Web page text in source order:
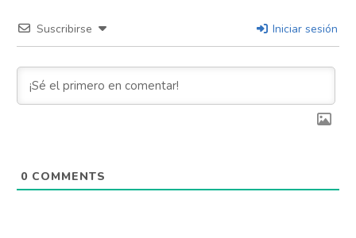
Suscribirse Iniciar sesión
0 COMMENTS